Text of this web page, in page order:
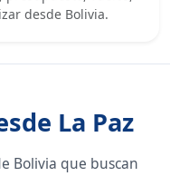
desde Bolivia.
La Paz
Bolivia que buscan